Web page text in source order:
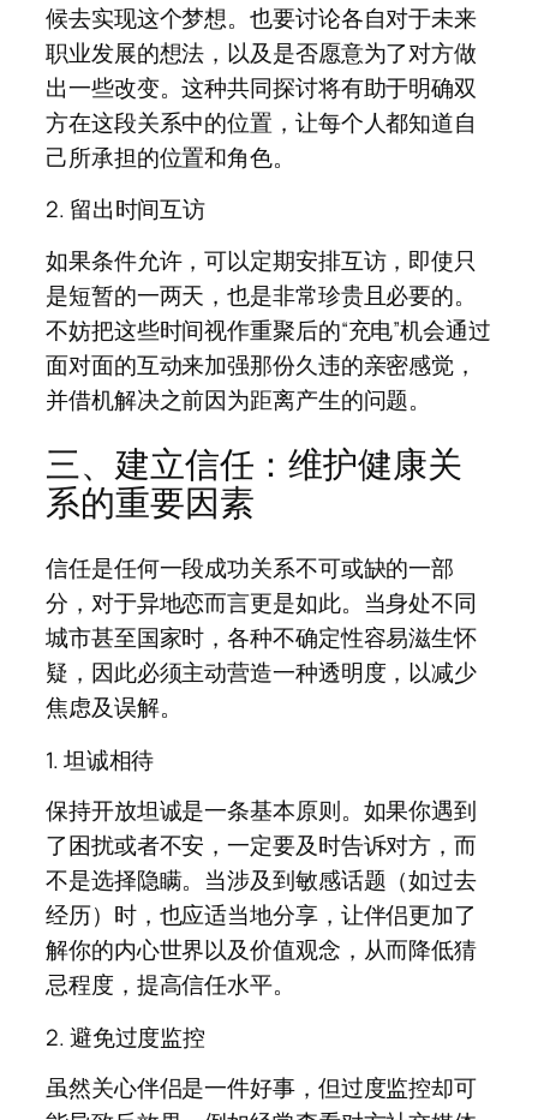
候去实现这个梦想。也要讨论各自对于未来
职业发展的想法，以及是否愿意为了对方做
出一些改变。这种共同探讨将有助于明确双
方在这段关系中的位置，让每个人都知道自
己所承担的位置和角色。
2. 留出时间互访
如果条件允许，可以定期安排互访，即使只
是短暂的一两天，也是非常珍贵且必要的。
不妨把这些时间视作重聚后的“充电”机会通过
面对面的互动来加强那份久违的亲密感觉，
并借机解决之前因为距离产生的问题。
三、建立信任：维护健康关
系的重要因素
信任是任何一段成功关系不可或缺的一部
分，对于异地恋而言更是如此。当身处不同
城市甚至国家时，各种不确定性容易滋生怀
疑，因此必须主动营造一种透明度，以减少
焦虑及误解。
1. 坦诚相待
保持开放坦诚是一条基本原则。如果你遇到
了困扰或者不安，一定要及时告诉对方，而
不是选择隐瞒。当涉及到敏感话题（如过去
经历）时，也应适当地分享，让伴侣更加了
解你的内心世界以及价值观念，从而降低猜
忌程度，提高信任水平。
2. 避免过度监控
虽然关心伴侣是一件好事，但过度监控却可